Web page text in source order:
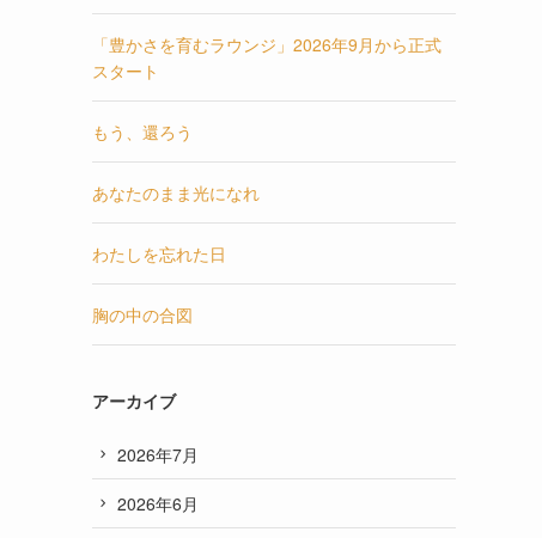
「豊かさを育むラウンジ」2026年9月から正式
スタート
もう、還ろう
あなたのまま光になれ
わたしを忘れた日
胸の中の合図
アーカイブ
2026年7月
2026年6月